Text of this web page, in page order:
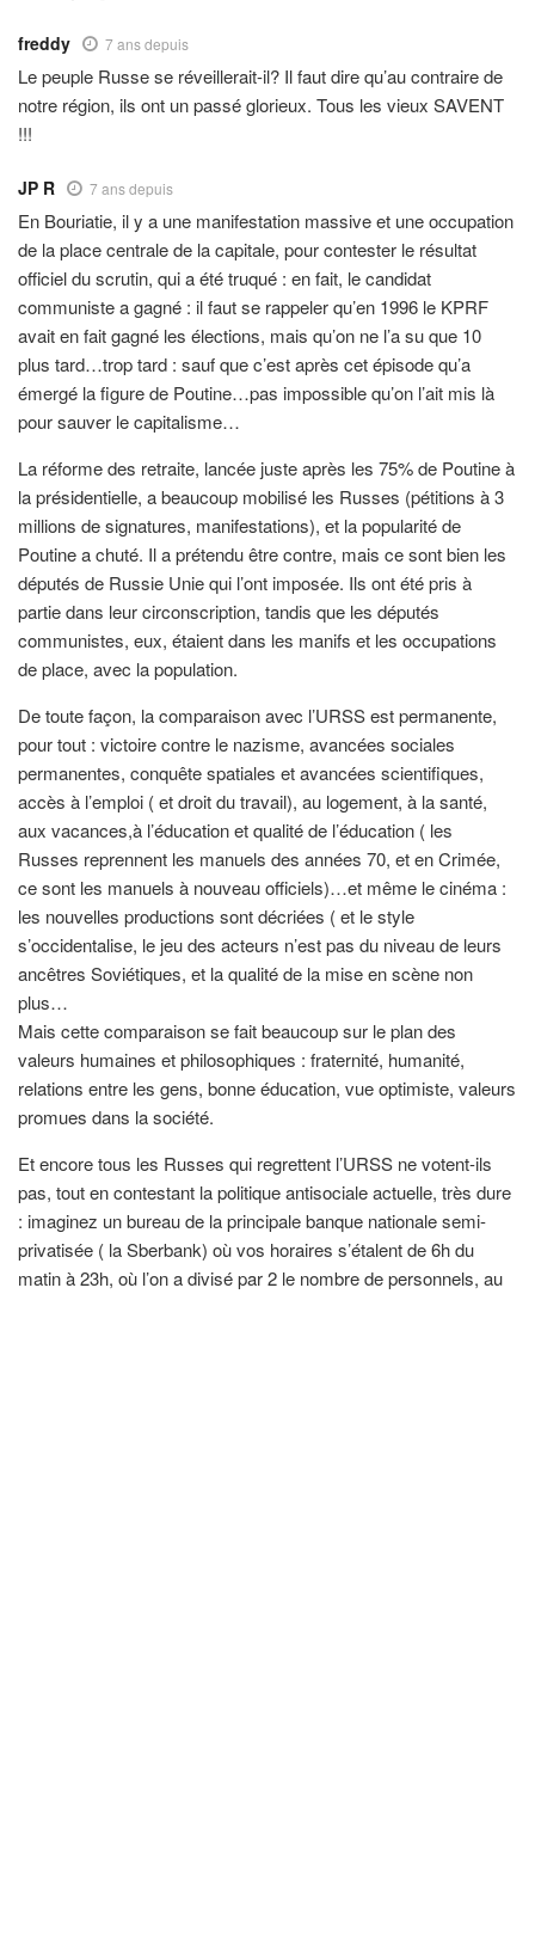
freddy 7 ans depuis
Le peuple Russe se réveillerait-il? Il faut dire qu’au contraire de
notre région, ils ont un passé glorieux. Tous les vieux SAVENT
!!!
JP R 7 ans depuis
En Bouriatie, il y a une manifestation massive et une occupation
de la place centrale de la capitale, pour contester le résultat
officiel du scrutin, qui a été truqué : en fait, le candidat
communiste a gagné : il faut se rappeler qu’en 1996 le KPRF
avait en fait gagné les élections, mais qu’on ne l’a su que 10
plus tard…trop tard : sauf que c’est après cet épisode qu’a
émergé la figure de Poutine…pas impossible qu’on l’ait mis là
pour sauver le capitalisme…
La réforme des retraite, lancée juste après les 75% de Poutine à
la présidentielle, a beaucoup mobilisé les Russes (pétitions à 3
millions de signatures, manifestations), et la popularité de
Poutine a chuté. Il a prétendu être contre, mais ce sont bien les
députés de Russie Unie qui l’ont imposée. Ils ont été pris à
partie dans leur circonscription, tandis que les députés
communistes, eux, étaient dans les manifs et les occupations
de place, avec la population.
De toute façon, la comparaison avec l’URSS est permanente,
pour tout : victoire contre le nazisme, avancées sociales
permanentes, conquête spatiales et avancées scientifiques,
accès à l’emploi ( et droit du travail), au logement, à la santé,
aux vacances,à l’éducation et qualité de l’éducation ( les
Russes reprennent les manuels des années 70, et en Crimée,
ce sont les manuels à nouveau officiels)…et même le cinéma :
les nouvelles productions sont décriées ( et le style
s’occidentalise, le jeu des acteurs n’est pas du niveau de leurs
ancêtres Soviétiques, et la qualité de la mise en scène non
plus…
Mais cette comparaison se fait beaucoup sur le plan des
valeurs humaines et philosophiques : fraternité, humanité,
relations entre les gens, bonne éducation, vue optimiste, valeurs
promues dans la société.
Et encore tous les Russes qui regrettent l’URSS ne votent-ils
pas, tout en contestant la politique antisociale actuelle, très dure
: imaginez un bureau de la principale banque nationale semi-
privatisée ( la Sberbank) où vos horaires s’étalent de 6h du
matin à 23h, où l’on a divisé par 2 le nombre de personnels, au